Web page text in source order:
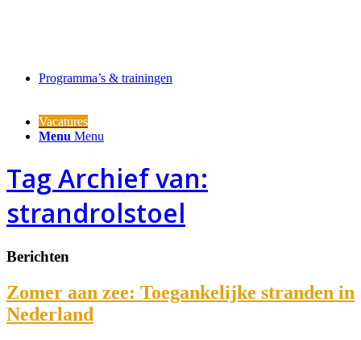
Programma’s & trainingen
Vacatures
Menu Menu
Tag Archief van:
strandrolstoel
Berichten
Zomer aan zee: Toegankelijke stranden in
Nederland